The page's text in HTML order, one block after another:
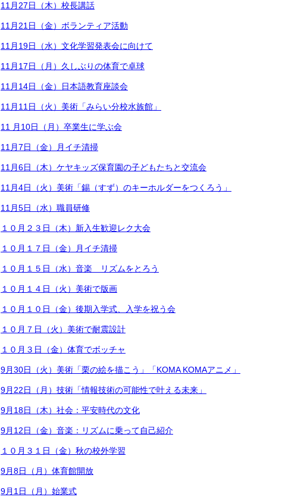
11月27日（木）校長講話
11月21日（金）ボランティア活動
11月19日（水）文化学習発表会に向けて
11月17日（月）久しぶりの体育で卓球
11月14日（金）日本語教育座談会
11月11日（火）美術「みらい分校水族館」
11 月10日（月）卒業生に学ぶ会
11月7日（金）月イチ清掃
11月6日（木）ケヤキッズ保育園の子どもたちと交流会
11月4日（火）美術「錫（すず）のキーホルダーをつくろう」
11月5日（水）職員研修
１０月２３日（木）新入生歓迎レク大会
１０月１７日（金）月イチ清掃
１０月１５日（水）音楽 リズムをとろう
１０月１４日（火）美術で版画
１０月１０日（金）後期入学式、入学を祝う会
１０月７日（火）美術で耐震設計
１０月３日（金）体育でボッチャ
9月30日（火）美術「栗の絵を描こう」「KOMA KOMAアニメ」
9月22日（月）技術「情報技術の可能性で叶える未来」
9月18日（木）社会：平安時代の文化
9月12日（金）音楽：リズムに乗って自己紹介
１０月３１日（金）秋の校外学習
9月8日（月）体育館開放
9月1日（月）始業式